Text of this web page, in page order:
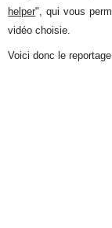
helper", qui vous
vidéo choisie.
Voici donc le